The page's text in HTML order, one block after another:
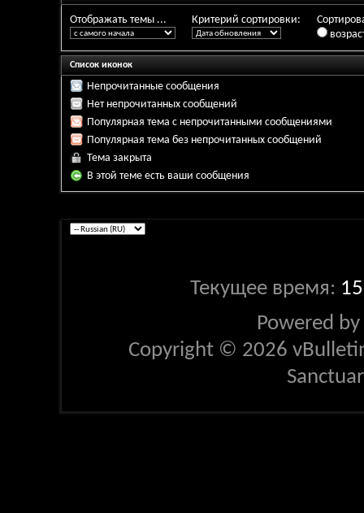
Отображать темы ... Критерий сортировки:
Список иконок
Непрочитанные сообщения
Нет непрочитанных сообщений
Популярная тема с непрочитанными сообщениями
Популярная тема без непрочитанных сообщений
Тема закрыта
В этой теме есть ваши сообщения
Текущее время:
Powered by
Copyright © 2026